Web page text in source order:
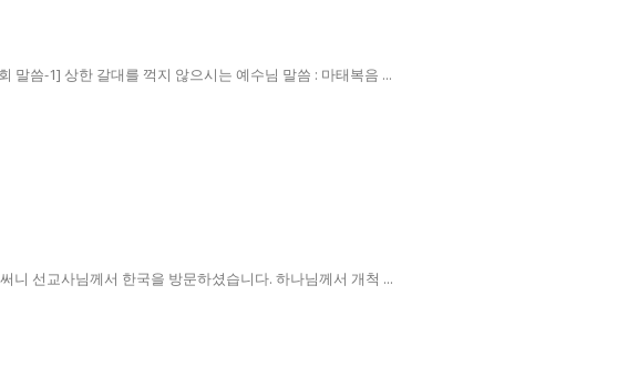
씀-1] 상한 갈대를 꺽지 않으시는 예수님 말씀 : 마태복음 ...
니 선교사님께서 한국을 방문하셨습니다. 하나님께서 개척 ...